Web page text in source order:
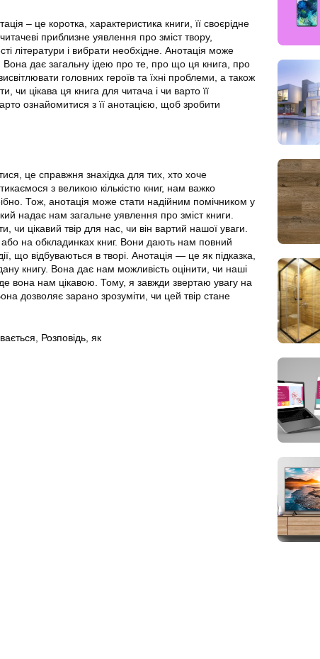
– це коротка, характеристика книги, її своєрідне
приблизне уявлення про зміст твору,
літератури і вибрати необхідне. Анотація може
Вона дає загальну ідею про те, про що ця книга, про
головних героїв та їхні проблеми, а також
чи цікава ця книга для читача і чи варто її
ознайомитися з її анотацією, щоб зробити
це справжня знахідка для тих, хто хоче
з великою кількістю книг, нам важко
Тож, анотація може стати надійним помічником у
надає нам загальне уявлення про зміст книги.
цікавий твір для нас, чи він вартий нашої уваги.
на обкладинках книг. Вони дають нам повний
що відбуваються в творі. Анотація — це як підказка,
книгу. Вона дає нам можливість оцінити, чи наші
вона нам цікавою. Тому, я завжди звертаю увагу на
дозволяє зарано зрозуміти, чи цей твір стане
Розповідь як